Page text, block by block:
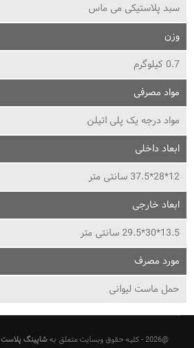
سبد پلاستیکی می ماس
وزن
0.7 کیلوگرم
مواد مصرفی
مواد درجه یک پلی اتیلن
ابعاد داخلی
12*28*37.5 سانتی متر
ابعاد خارجی
13.5*30*29.5 سانتی متر
مورد مصرف
حمل ماست لیوانی
@2026 - کلیه حقوق وبسایت متعلق به شاپینگ پلاست